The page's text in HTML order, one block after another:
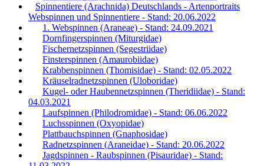
Spinnentiere (Arachnida) Deutschlands - Artenportraits
Webspinnen und Spinnentiere - Stand: 20.06.2022
1. Webspinnen (Araneae) - Stand: 24.09.2021
Dornfingerspinnen (Miturgidae)
Fischernetzspinnen (Segestriidae)
Finsterspinnen (Amaurobiidae)
Krabbenspinnen (Thomisidae) - Stand: 02.05.2022
Kräuselradnetzspinnen (Uloboridae)
Kugel- oder Haubennetzspinnen (Theridiidae) - Stand:
04.03.2021
Laufspinnen (Philodromidae) - Stand: 06.06.2022
Luchsspinnen (Oxyopidae)
Plattbauchspinnen (Gnaphosidae)
Radnetzspinnen (Araneidae) - Stand: 20.06.2022
Jagdspinnen - Raubspinnen (Pisauridae) - Stand: